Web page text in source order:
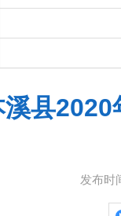
溪县
发布时